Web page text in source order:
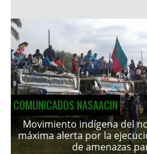
COMUNICADOS NASAACIN
Movimiento indígena del
máxima alerta por la
de amenazas